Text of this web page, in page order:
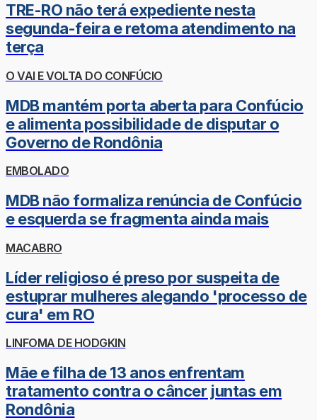
TRE-RO não terá expediente nesta
segunda-feira e retoma atendimento na
terça
O VAI E VOLTA DO CONFÚCIO
MDB mantém porta aberta para Confúcio
e alimenta possibilidade de disputar o
Governo de Rondônia
EMBOLADO
MDB não formaliza renúncia de Confúcio
e esquerda se fragmenta ainda mais
MACABRO
Líder religioso é preso por suspeita de
estuprar mulheres alegando 'processo de
cura' em RO
LINFOMA DE HODGKIN
Mãe e filha de 13 anos enfrentam
tratamento contra o câncer juntas em
Rondônia